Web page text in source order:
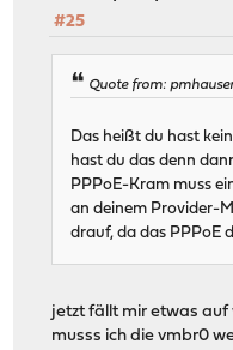
#25
Quote from:
Das heißt du hast
hast du das denn
PPPoE-Kram muss
an deinem Provider-
drauf, da das PPPoE
jetzt fällt mir etwas auf
musss ich die vmbr0